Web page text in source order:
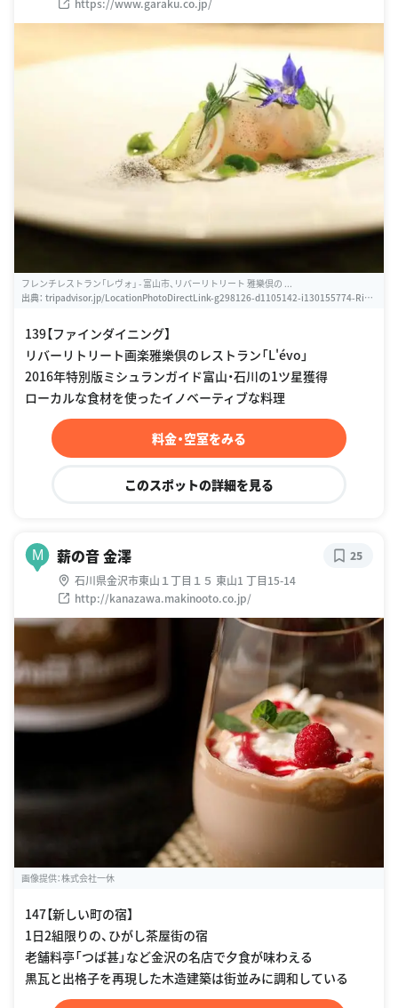
https://www.garaku.co.jp/
フレンチレストラン「レヴォ」 - 富山市、リバーリトリート 雅樂倶の ...
出典： tripadvisor.jp/LocationPhotoDirectLink-g298126-d1105142-i130155774-Rive
139【ファインダイニング】
リバーリトリート画楽雅樂倶のレストラン「L'évo」
2016年特別版ミシュランガイド富山・石川の1ツ星獲得
ローカルな食材を使ったイノベーティブな料理
料金・空室をみる
このスポットの詳細を見る
M 薪の音 金澤
石川県金沢市東山１丁目１５ 東山1 丁目15-14
http://kanazawa.makinooto.co.jp/
25
画像提供：株式会社一休
147【新しい町の宿】
1日2組限りの、ひがし茶屋街の宿
老舗料亭「つば甚」など金沢の名店で夕食が味わえる
黒瓦と出格子を再現した木造建築は街並みに調和している